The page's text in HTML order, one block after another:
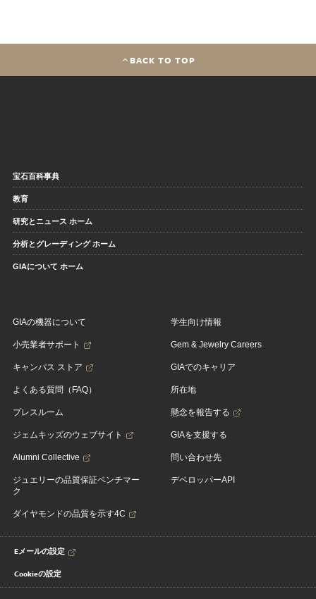
BACK TO TOP
宝石百科事典
教育
研究とニュース ホーム
分析とグレーディング ホーム
GIAについて ホーム
GIAの機器について
小売業者サポート
キャンパス ストア
よくある質問（FAQ）
プレスルーム
ジェムキッズのウェブサイト
Alumni Collective
ジュエリーの品質保証ベンチマー
ク
ダイヤモンドの品質を示す4C
学生向け情報
Gem & Jewelry Careers
GIAでのキャリア
所在地
懸念を報告する
GIAを支援する
問い合わせ先
デベロッパーAPI
Eメールの設定
Cookieの設定